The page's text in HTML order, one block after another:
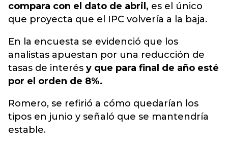
compara con el dato de abril, es el único
que proyecta que el IPC volvería a la baja.
En la encuesta se evidenció que los
analistas apuestan por una reducción de
tasas de interés y que para final de año esté
por el orden de 8%.
Romero, se refirió a cómo quedarían los
tipos en junio y señaló que se mantendría
estable.